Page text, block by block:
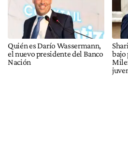
Quién es Darío Wassermann,
el nuevo presidente del Banco
Nación
bajo